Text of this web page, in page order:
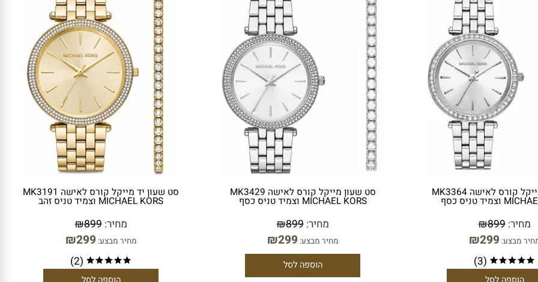
יום אחרון למבצע 6/8/26
סט שעון מייקל קורס לאישה MK3364
₪899
יום אחרון למבצע 6/8/26
סט שעון מייקל קורס לאישה MK3429
MICHAEL KORS וצמיד טניס כסף
מחיר: ₪899
יום אחרון למבצע 6/8/26
מחיר: ₪899